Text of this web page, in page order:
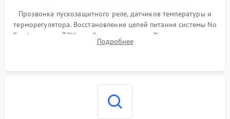
Прозвонка пускозащитного реле, датчиков температуры и
терморегулятора. Восстановление цепей питания системы No
Frost, включая ТЭН оттайки и вентилятор. Ремонт или замена
платы управления при сбоях алгоритмов.
Подробнее